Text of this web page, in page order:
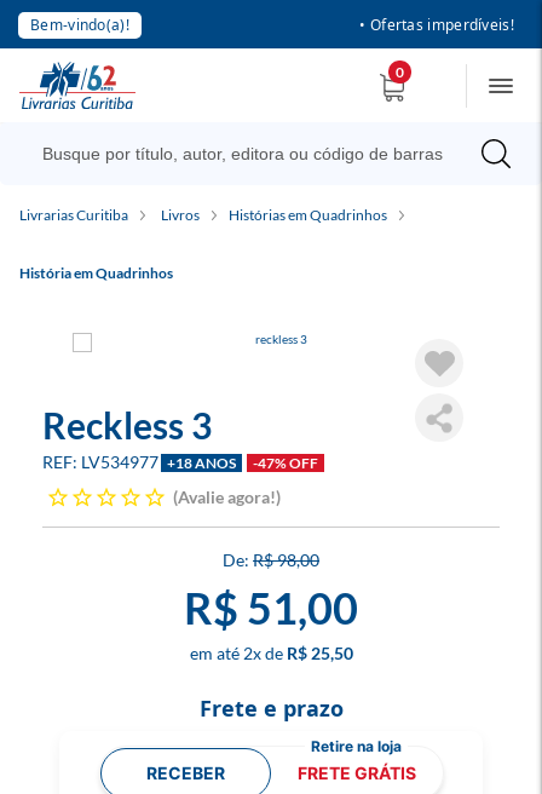
Bem-vindo(a)! • Ofertas imperdíveis!
0
Livrarias Curitiba Livros Histórias em Quadrinhos
História em Quadrinhos
Reckless 3
LV534977 +18 ANOS -47% OFF
Avalie agora!
R$ 98,00
R$ 51,00
2x R$ 25,50
Frete e prazo
RECEBER FRETE GRÁTIS